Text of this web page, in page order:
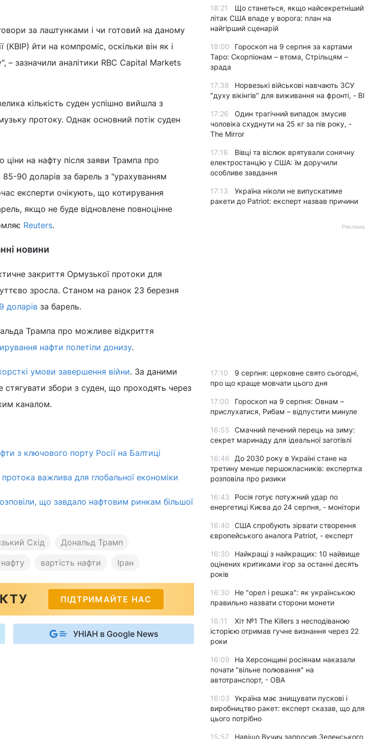
за лаштунками і чи готовий на даному
(КВІР) йти на компроміс, оскільки він як і
– зазначили аналітики RBC Capital Markets
кількість суден успішно вийшла з
протоку. Однак основний потік суден
ціни на нафту після заяви Трампа про
90 доларів за барель з "урахуванням
експерти очікують, що котирування
якщо не буде відновлене повноцінне
Reuters.
новини
закриття Ормузької протоки для
зросла. Станом на ранок 23 березня
доларів за барель.
Трампа про можливе відкриття
нафти полетіли донизу.
умови завершення війни. За даними
стягувати збори з суден, що проходять через
каналом.
з ключового порту Росії на Балтиці
важлива для глобальної економіки
що завдало нафтовим ринкам більшої
Схід
Дональд Трамп
вартість нафти Іран
ПІДТРИМАЙТЕ НАС
УНІАН в Google News
18:21
Що станеться, якщо найсекретніший
літак США впаде у ворога: план на
найгірший сценарій
18:00
Гороскоп на 9 серпня за картами
Таро: Скорпіонам – втома, Стрільцям –
зрада
17:38
Норвезькі військові навчають ЗСУ
"духу вікінгів" для виживання на фронті, - BI
17:26
Один трагічний випадок змусив
чоловіка схуднути на 25 кг за пів року, -
The Mirror
17:16
Вівці та віслюк врятували сонячну
електростанцію у США: їм доручили
особливе завдання
17:13
Україна ніколи не випускатиме
ракети до Patriot: експерт назвав причини
Реклама
17:10
9 серпня: церковне свято сьогодні,
про що краще мовчати цього дня
17:00
Гороскоп на 9 серпня: Овнам –
прислухатися, Рибам – відпустити минуле
16:55
Смачний печений перець на зиму:
секрет маринаду для ідеальної заготівлі
16:46
До 2030 року в Україні стане на
третину менше першокласників: експертка
розповіла про ризики
16:43
Росія готує потужний удар по
енергетиці Києва до 24 серпня, - монітори
16:40
США спробують зірвати створення
європейського аналога Patriot, - експерт
16:30
Найкращі з найкращих: 10 найвище
оцінених критиками ігор за останні десять
років
16:30
Не "орел і решка": як українською
правильно назвати сторони монети
16:11
Хіт №1 The Killers з несподіваною
історією отримав гучне визнання через 22
роки
16:09
На Херсонщині росіянам наказали
почати "вільне полювання" на
автотранспорт, - ОВА
16:03
Україна має знищувати пускові і
виробництво ракет: експерт сказав, що для
цього потрібно
15:57 Навіщо Вучич запросив Зеленського